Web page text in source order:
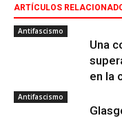
ARTÍCULOS
Antifascismo
Una
en la
Antifascismo